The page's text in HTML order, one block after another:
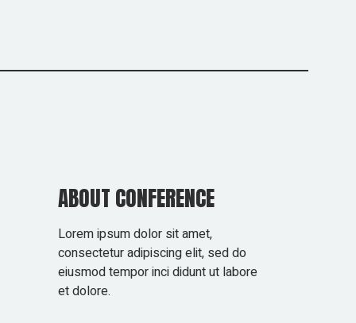
ABOUT CONFERENCE
Lorem ipsum dolor sit amet,
consectetur adipiscing elit, sed do
eiusmod tempor inci didunt ut labore
et dolore.